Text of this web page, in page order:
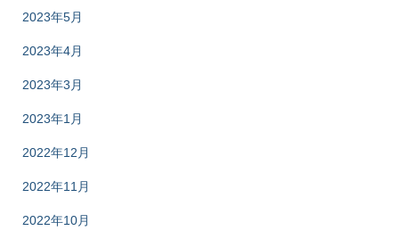
2023年5月
2023年4月
2023年3月
2023年1月
2022年12月
2022年11月
2022年10月